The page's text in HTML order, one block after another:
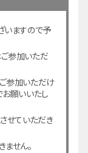
レイランド横
確認をさせて
ださい。
列よりご入場く
いますので予
参加いただ
参加いただけ
お願いいたし
せていただき
せん。